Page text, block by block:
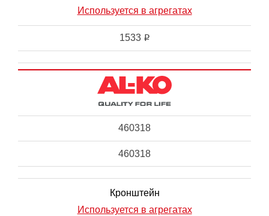
Используется в агрегатах
1533 i
460318
460318
Кронштейн
Используется в агрегатах